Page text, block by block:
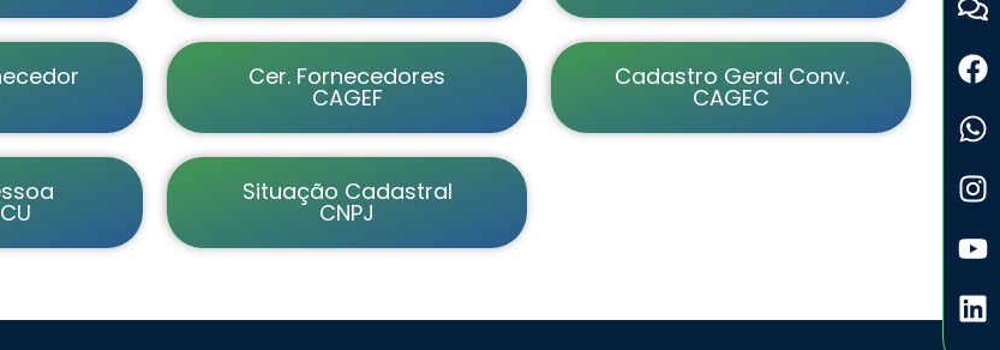
Cer. Fornecedores
CAGEF
Cadastro Geral Conv.
CAGEC
Situação Cadastral
CNPJ